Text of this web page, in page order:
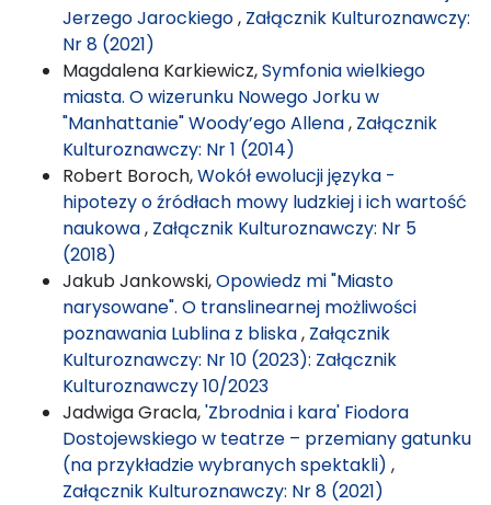
Jerzego Jarockiego, Załącznik Kulturoznawczy:
Nr 8 (2021)
Magdalena Karkiewicz,Symfonia wielkiego
miasta. O wizerunku Nowego Jorku w
"Manhattanie" Woody’ego Allena, Załącznik
Kulturoznawczy: Nr 1 (2014)
Robert Boroch,Wokół ewolucji języka -
hipotezy o źródłach mowy ludzkiej i ich wartość
naukowa, Załącznik Kulturoznawczy: Nr 5
(2018)
Jakub Jankowski,Opowiedz mi "Miasto
narysowane". O translinearnej możliwości
poznawania Lublina z bliska, Załącznik
Kulturoznawczy: Nr 10 (2023): Załącznik
Kulturoznawczy 10/2023
Jadwiga Gracla,'Zbrodnia i kara' Fiodora
Dostojewskiego w teatrze – przemiany gatunku
(na przykładzie wybranych spektakli) ,
Załącznik Kulturoznawczy: Nr 8 (2021)